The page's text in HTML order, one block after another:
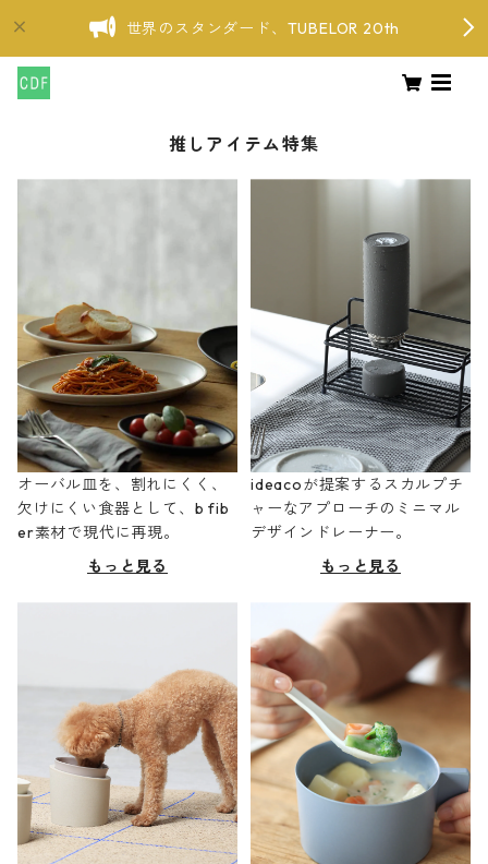
世界のスタンダード、TUBELOR 20th
推しアイテム特集
オーバル皿を、割れにくく、
欠けにくい食器として、b fib
er素材で現代に再現。
もっと見る
ideacoが提案するスカルプチ
ャーなアプローチのミニマル
デザインドレーナー。
もっと見る